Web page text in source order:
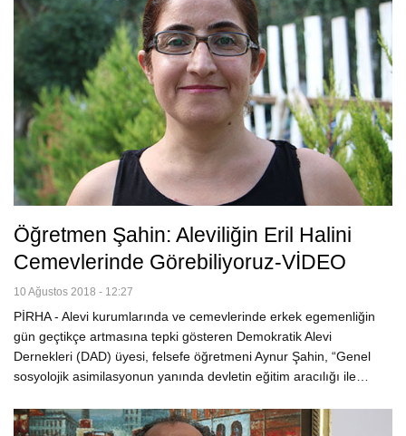
Öğretmen Şahin: Aleviliğin Eril Halini
Cemevlerinde Görebiliyoruz-VİDEO
10 Ağustos 2018 - 12:27
PİRHA - Alevi kurumlarında ve cemevlerinde erkek egemenliğin
gün geçtikçe artmasına tepki gösteren Demokratik Alevi
Dernekleri (DAD) üyesi, felsefe öğretmeni Aynur Şahin, “Genel
sosyolojik asimilasyonun yanında devletin eğitim aracılığı ile…